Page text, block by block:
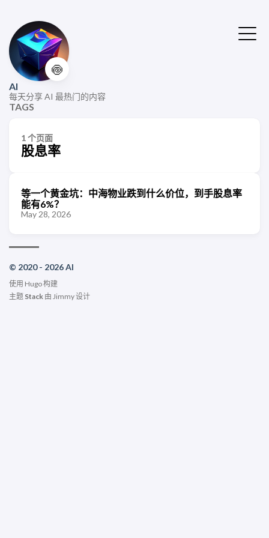
🍥
AI
每天分享 AI 最热门的内容
TAGS
1 个页面
股息率
等一个黄金坑：中海物业跌到什么价位，到手股息率
能有6%？
May 28, 2026
© 2020 - 2026 AI
使用 Hugo构建
主题 Stack 由 Jimmy设计